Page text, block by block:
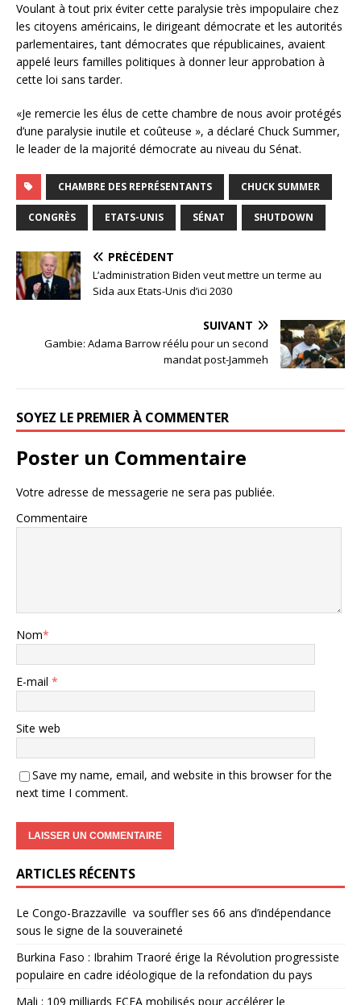
Voulant à tout prix éviter cette paralysie très impopulaire chez
les citoyens américains, le dirigeant démocrate et les autorités
parlementaires, tant démocrates que républicaines, avaient
appelé leurs familles politiques à donner leur approbation à
cette loi sans tarder.
«Je remercie les élus de cette chambre de nous avoir protégés
d’une paralysie inutile et coûteuse », a déclaré Chuck Summer,
le leader de la majorité démocrate au niveau du Sénat.
CHAMBRE DES REPRÉSENTANTS CHUCK SUMMER
CONGRÈS ETATS-UNIS SÉNAT SHUTDOWN
PRÉCÉDENT
L’administration Biden veut mettre un terme au
Sida aux Etats-Unis d’ici 2030
SUIVANT
Gambie: Adama Barrow réélu pour un second
mandat post-Jammeh
SOYEZ LE PREMIER À COMMENTER
Poster un Commentaire
Votre adresse de messagerie ne sera pas publiée.
Commentaire
Nom*
E-mail *
Site web
Save my name, email, and website in this browser for the
next time I comment.
ARTICLES RÉCENTS
Le Congo-Brazzaville va souffler ses 66 ans d’indépendance
sous le signe de la souveraineté
Burkina Faso : Ibrahim Traoré érige la Révolution progressiste
populaire en cadre idéologique de la refondation du pays
Mali : 109 milliards FCFA mobilisés pour accélérer le